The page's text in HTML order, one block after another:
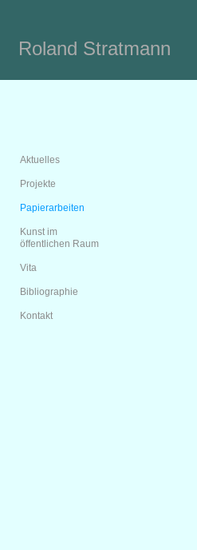
Roland Stratmann
Aktuelles
Projekte
Papierarbeiten
Kunst im
öffentlichen Raum
Vita
Bibliographie
Kontakt